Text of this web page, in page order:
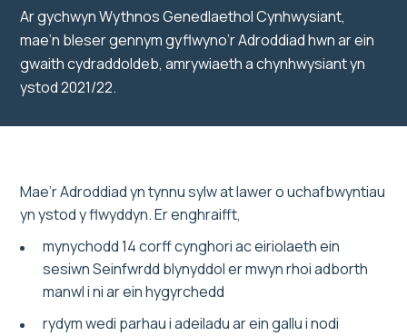
Ar gychwyn Wythnos Genedlaethol Cynhwysiant,
mae’n bleser gennym gyflwyno’r Adroddiad hwn ar ein
gwaith cydraddoldeb, amrywiaeth a chynhwysiant yn
ystod 2021/22.
Mae’r Adroddiad yn tynnu sylw at lawer o uchafbwyntiau
yn ystod y flwyddyn. Er enghraifft,
mynychodd 14 corff cynghori ac eiriolaeth ein
sesiwn Seinfwrdd blynyddol er mwyn rhoi adborth
manwl i ni ar ein hygyrchedd
rydym wedi parhau i adeiladu ar ein gallu i nodi